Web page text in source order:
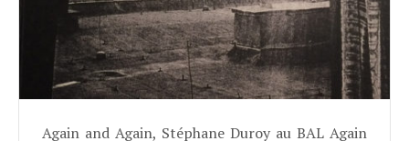
Again and Again, Stéphane Duroy au BAL Again